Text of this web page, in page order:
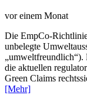
vor einem Monat
Die EmpCo-
unbelegte
„umweltfreundlich“).
die aktuellen
Green Claims
[Mehr]